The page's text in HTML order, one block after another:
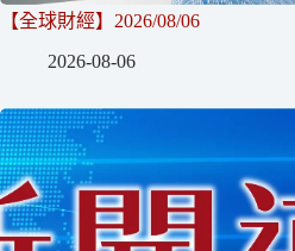
【全球財經】2026/08/06
2026-08-06